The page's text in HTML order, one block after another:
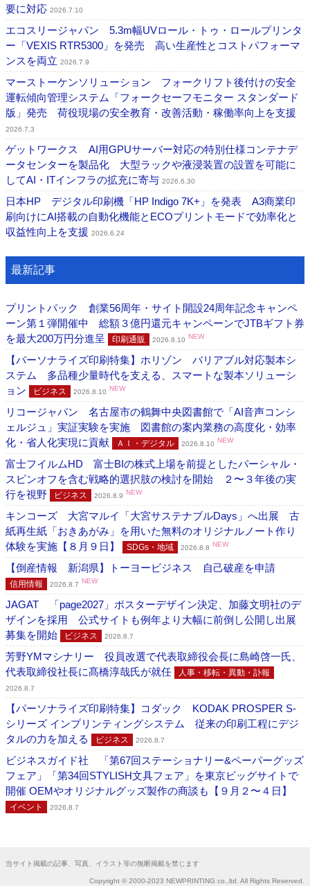
要に対応 2026.7.10
エコスリージャパン 5.3m幅UVロール・トゥ・ロールプリンタ
ー「VEXIS RTR5300」を発売 高い生産性とコストパフォーマ
ンスを両立 2026.7.9
マーストーケンソリューション フォークリフト後付けの安全
運転傾向管理システム「フォークセーフモニター スタンダード
版」発売 荷役現場の安全教育・改善活動・稼働率向上を支援
2026.7.3
ゲットワークス AI用GPUサーバー対応の特別仕様コンテナデ
ータセンターを製品化 大型ラックや液浸装置の設置を可能に
してAI・ITインフラの拡充に寄与 2026.6.30
日本HP デジタル印刷機「HP Indigo 7K+」を発表 A3商業印
刷向けにAI搭載の自動化機能とECOプリントモードで効率化と
収益性向上を支援 2026.6.24
最新記事
プリントパック 創業56周年・サイト開設24周年記念キャンペ
ーン第１弾開催中 総額３億円還元キャンペーンでJTBギフト券
を最大200万円分進呈
印刷通販 2026.8.10 NEW
【パーソナライズ印刷特集】ホリゾン バリアブル対応製本シ
ステム 多品種少量時代を支える、スマートな製本ソリューシ
ョン
ビジネス 2026.8.10 NEW
リコージャパン 名古屋市の鶴舞中央図書館で「AI音声コンシ
ェルジュ」実証実験を実施 図書館の案内業務の高度化・効率
化・省人化実現に貢献
ＡＩ・デジタル 2026.8.10 NEW
富士フイルムHD 富士BIの株式上場を前提としたパーシャル・
スピンオフを含む戦略的選択肢の検討を開始 ２〜３年後の実
行を視野
ビジネス 2026.8.9 NEW
キンコーズ 大宮マルイ「大宮サステナブルDays」へ出展 古
紙再生紙「おきあがみ」を用いた無料のオリジナルノート作り
体験を実施【８月９日】
SDGs・地域 2026.8.8 NEW
【倒産情報 新潟県】トーヨービジネス 自己破産を申請
信用情報 2026.8.7 NEW
JAGAT 「page2027」ポスターデザイン決定、加藤文明社のデ
ザインを採用 公式サイトも例年より大幅に前倒し公開し出展
募集を開始
ビジネス 2026.8.7
芳野YMマシナリー 役員改選で代表取締役会長に島崎啓一氏、
代表取締役社長に髙橋淳哉氏が就任
人事・移転・異動・訃報
2026.8.7
【パーソナライズ印刷特集】コダック KODAK PROSPER S-
シリーズ インプリンティングシステム 従来の印刷工程にデジ
タルの力を加える
ビジネス 2026.8.7
ビジネスガイド社 「第67回ステーショナリー&ペーパーグッズ
フェア」「第34回STYLISH文具フェア」を東京ビッグサイトで
開催 OEMやオリジナルグッズ製作の商談も【９月２〜４日】
イベント 2026.8.7
当サイト掲載の記事、写真、イラスト等の無断掲載を禁じます
Copyright © 2000-2023 NEWPRINTING co.,ltd. All Rights Reserved.